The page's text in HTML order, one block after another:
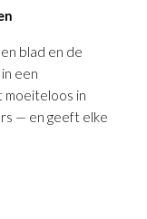
blad en de
een
moeiteloos in
— en geeft elke